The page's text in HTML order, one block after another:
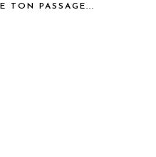
TON PASSAGE...